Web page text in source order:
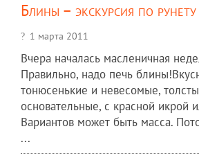
Блины – экскурсия по рунету
1 марта 2011
Вчера началась масленичная
Правильно, надо печь
тонюсенькие и невесомые,
основательные, с красной икрой
Вариантов может быть масса.
...